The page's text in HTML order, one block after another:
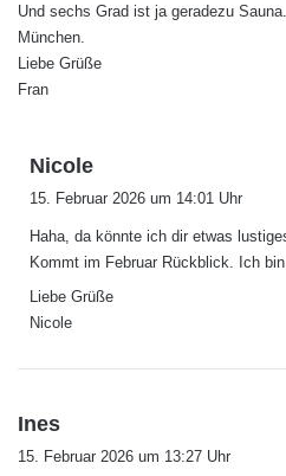
Und sechs Grad ist ja geradezu
München.
Liebe Grüße
Fran
Nicole
t
:
15. Februar 2026 um 14:01 Uhr
Haha, da könnte ich dir etwas
Kommt im Februar Rückblick. Ich
Liebe Grüße
Nicole
Ines
15. Februar 2026 um 13:27 Uhr